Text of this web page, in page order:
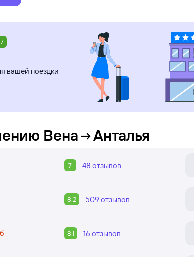
вашей поездки
Вена Анталья
7 48 отзывов
8.2 509 отзывов
8.1 16 отзывов